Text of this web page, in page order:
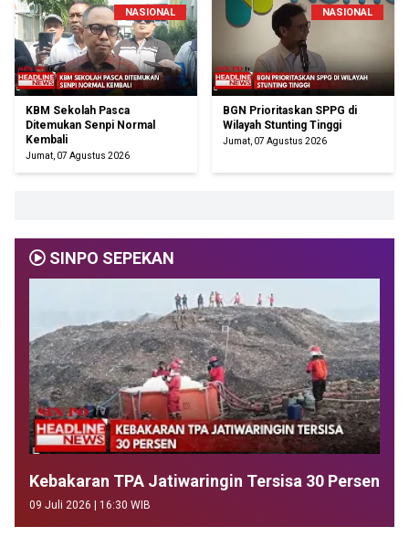
NASIONAL
KBM Sekolah Pasca
Ditemukan Senpi Normal
Kembali
Jumat, 07 Agustus 2026
NASIONAL
BGN Prioritaskan SPPG di
Wilayah Stunting Tinggi
Jumat, 07 Agustus 2026
SINPO SEPEKAN
Kebakaran TPA Jatiwaringin Tersisa 30 Persen
09 Juli 2026 | 16:30 WIB